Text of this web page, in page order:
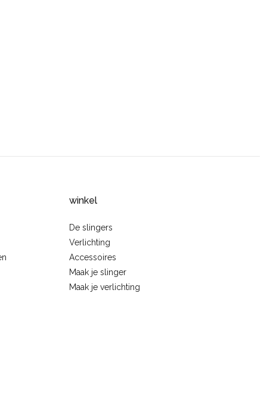
winkel
De slingers
Verlichting
Accessoires
Maak je slinger
Maak je verlichting